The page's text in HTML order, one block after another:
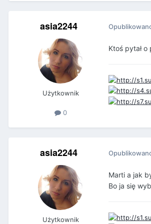
asia2244
Użytkownik
0
Ktoś pytał o
asia2244
Użytkownik
Marti a jak
Bo ja się